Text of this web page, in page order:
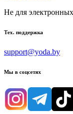
Не для
Тех. поддержка
support@yoda.by
Мы в соцсетях